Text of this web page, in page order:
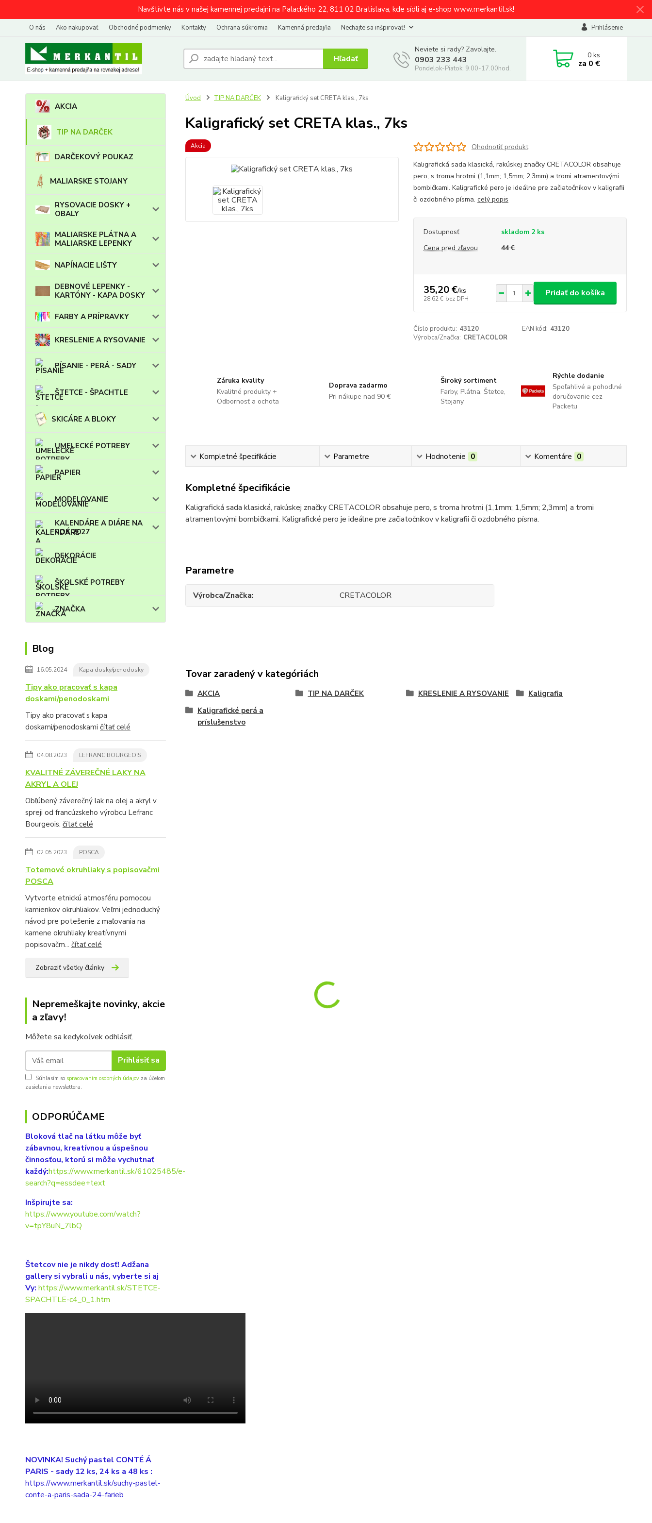
Navštívte nás v našej kamennej predajni na Palackého 22, 811 02 Bratislava, kde sídli aj e-shop www.merkantil.sk!
O nás Ako nakupovať Obchodné podmienky Kontakty Ochrana súkromia Kamenná predajňa Nechajte sa inšpirovať! Prihlásenie
Hľadať
Neviete si rady? Zavolajte.
0903 233 443
Pondelok-Piatok: 9.00-17.00hod.
0ks
za 0 €
AKCIA
TIP NA DARČEK
DARČEKOVÝ POUKAZ
MALIARSKE STOJANY
RYSOVACIE DOSKY +
OBALY
MALIARSKE PLÁTNA A
MALIARSKE LEPENKY
NAPÍNACIE LIŠTY
DEBNOVÉ LEPENKY -
KARTÓNY - KAPA DOSKY
FARBY A PRÍPRAVKY
KRESLENIE A RYSOVANIE
PÍSANIE - PERÁ - SADY
ŠTETCE - ŠPACHTLE
SKICÁRE A BLOKY
UMELECKÉ POTREBY
PAPIER
MODELOVANIE
KALENDÁRE A DIÁRE NA
ROK 2027
DEKORÁCIE
ŠKOLSKÉ POTREBY
ZNAČKA
Blog
16.05.2024 Kapa dosky/penodosky
Tipy ako pracovať s kapa
doskami/penodoskami
Tipy ako pracovať s kapa
doskami/penodoskami čítať celé
04.08.2023 LEFRANC BOURGEOIS
KVALITNÉ ZÁVEREČNÉ LAKY NA
AKRYL A OLEJ
Obľúbený záverečný lak na olej a akryl v
spreji od francúzskeho výrobcu Lefranc
Bourgeois. čítať celé
02.05.2023 POSCA
Totemové okruhliaky s popisovačmi
POSCA
Vytvorte etnickú atmosféru pomocou
kamienkov okruhliakov. Veľmi jednoduchý
návod pre potešenie z maľovania na
kamene okruhliaky kreatívnymi
popisovačm... čítať celé
Zobraziť všetky články
Nepremeškajte novinky, akcie
a zľavy!
Môžete sa kedykoľvek odhlásiť.
Prihlásiť sa
Súhlasím so spracovaním osobných údajov za účelom
zasielania newslettera.
ODPORÚČAME
Bloková tlač na látku môže byť
zábavnou, kreatívnou a úspešnou
činnosťou, ktorú si môže vychutnať
každý:https://www.merkantil.sk/61025485/e-
search?q=essdee+text
Inšpirujte sa:
https://www.youtube.com/watch?
v=tpY8uN_7lbQ
Štetcov nie je nikdy dosť! Adžana
gallery si vybrali u nás, vyberte si aj
Vy: https://www.merkantil.sk/STETCE-
SPACHTLE-c4_0_1.htm
NOVINKA! Suchý pastel CONTÉ Á
PARIS - sady 12 ks, 24 ks a 48 ks :
https://www.merkantil.sk/suchy-pastel-
conte-a-paris-sada-24-farieb
Úvod TIP NA DARČEK Kaligrafický set CRETA klas., 7ks
Kaligrafický set CRETA klas., 7ks
Akcia
Ohodnotiť produkt
Kaligrafická sada klasická, rakúskej značky CRETACOLOR obsahuje
pero, s troma hrotmi (1,1mm; 1,5mm; 2,3mm) a tromi atramentovými
bombičkami. Kaligrafické pero je ideálne pre začiatočníkov v kaligrafii
či ozdobného písma. celý popis
Dostupnosť
skladom 2 ks
Cena pred zľavou
44 €
35,20 €/ks
28,62 € bez DPH
Pridať do košíka
Číslo produktu: 43120 EAN kód: 43120
Výrobca/Značka: CRETACOLOR
Záruka kvality
Kvalitné produkty +
Odbornosť a ochota
Doprava zadarmo
Pri nákupe nad 90 €
Široký sortiment
Farby, Plátna, Štetce,
Stojany
Rýchle dodanie
Spoľahlivé a pohodlné
doručovanie cez
Packetu
Kompletné špecifikácie Parametre Hodnotenie 0 Komentáre 0
Kompletné špecifikácie
Kaligrafická sada klasická, rakúskej značky CRETACOLOR obsahuje pero, s troma hrotmi (1,1mm; 1,5mm; 2,3mm) a tromi
atramentovými bombičkami. Kaligrafické pero je ideálne pre začiatočníkov v kaligrafii či ozdobného písma.
Parametre
Výrobca/Značka CRETACOLOR
Tovar zaradený v kategóriách
AKCIA TIP NA DARČEK KRESLENIE A RYSOVANIE
Kaligrafia
Kaligrafické perá a
príslušenstvo